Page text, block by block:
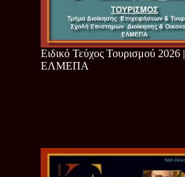
Ειδικό Τεύχος Τουρισμού 2026 |
ΕΛΜΕΠΑ